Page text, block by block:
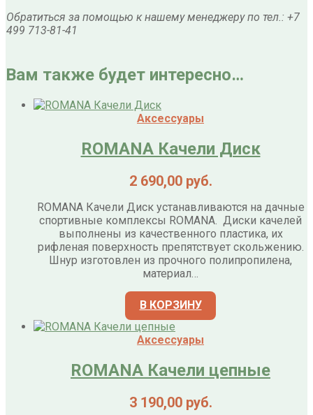
Обратиться за помощью к нашему менеджеру по тел.: +7
499 713-81-41
Вам также будет интересно…
Аксессуары
ROMANA Качели Диск
2 690,00 руб.
ROMANA Качели Диск устанавливаются на дачные
спортивные комплексы ROMANA. Диски качелей
выполнены из качественного пластика, их
рифленая поверхность препятствует скольжению.
Шнур изготовлен из прочного полипропилена,
материал…
В КОРЗИНУ
Аксессуары
ROMANA Качели цепные
3 190,00 руб.